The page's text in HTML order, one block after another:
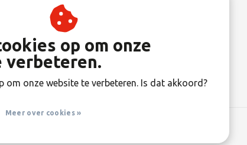
Abonneer
Feed
op om onze
verbeteren.
om onze website te verbeteren. Is dat akkoord?
Meer over cookies »